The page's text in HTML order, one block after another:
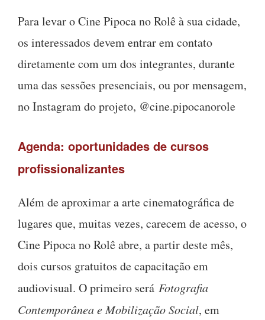
Para levar o Cine Pipoca no Rolê à sua cidade,
os interessados devem entrar em contato
diretamente com um dos integrantes, durante
uma das sessões presenciais, ou por mensagem,
no Instagram do projeto, @cine.pipocanorole
Agenda: oportunidades de cursos
profissionalizantes
Além de aproximar a arte cinematográfica de
lugares que, muitas vezes, carecem de acesso, o
Cine Pipoca no Rolê abre, a partir deste mês,
dois cursos gratuitos de capacitação em
audiovisual. O primeiro será Fotografia
Contemporânea e Mobilização Social, em